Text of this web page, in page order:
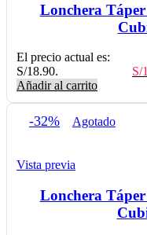
Lonchera
S/
El precio actual es:
S/18.90.
Añadir al carrito
-32% Agotado
Vista previa
Lonchera